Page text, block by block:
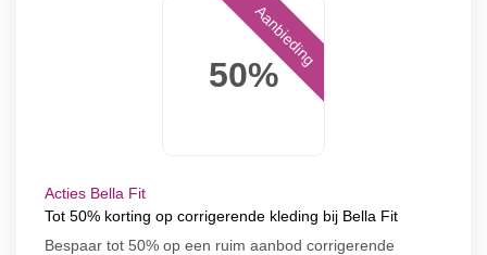
50%
Aanbieding
Acties Bella Fit
Tot 50% korting op corrigerende kleding bij Bella Fit
Bespaar tot 50% op een ruim aanbod corrigerende